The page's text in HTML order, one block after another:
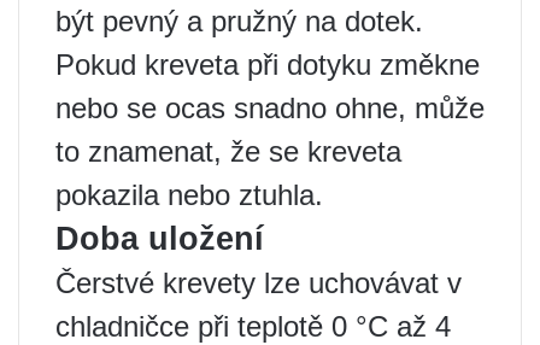
být pevný a pružný na dotek.
Pokud kreveta při dotyku změkne
nebo se ocas snadno ohne, může
to znamenat, že se kreveta
pokazila nebo ztuhla.
Doba uložení
Čerstvé krevety lze uchovávat v
chladničce při teplotě 0 °C až 4